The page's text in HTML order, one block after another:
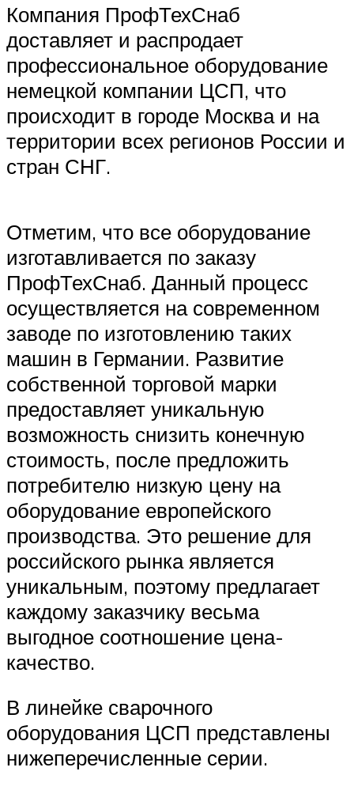
Компания ПрофТехСнаб
доставляет и распродает
профессиональное оборудование
немецкой компании ЦСП, что
происходит в городе Москва и на
территории всех регионов России и
стран СНГ.
Отметим, что все оборудование
изготавливается по заказу
ПрофТехСнаб. Данный процесс
осуществляется на современном
заводе по изготовлению таких
машин в Германии. Развитие
собственной торговой марки
предоставляет уникальную
возможность снизить конечную
стоимость, после предложить
потребителю низкую цену на
оборудование европейского
производства. Это решение для
российского рынка является
уникальным, поэтому предлагает
каждому заказчику весьма
выгодное соотношение цена-
качество.
В линейке сварочного
оборудования ЦСП представлены
нижеперечисленные серии.